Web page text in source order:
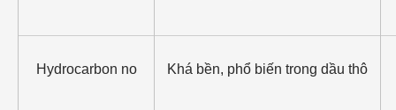
Hydrocarbon no Khá bền, phổ biến trong dầu thô